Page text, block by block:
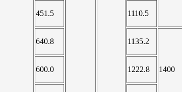
451.5 1110.5
640.8 1135.2
1400
600.0 1222.8